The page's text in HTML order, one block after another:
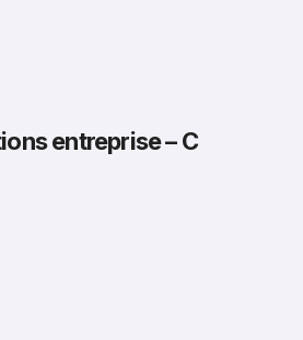
entreprise – C